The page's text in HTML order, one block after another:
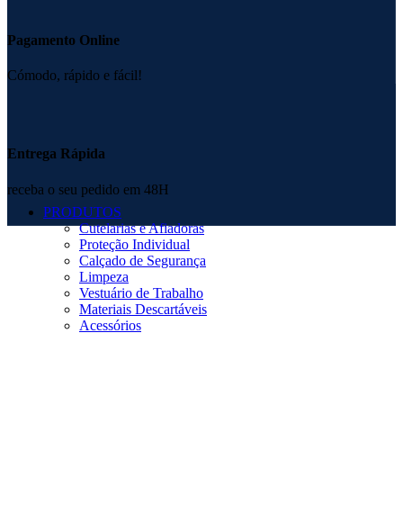
Pagamento Online
Cómodo, rápido e fácil!
Entrega Rápida
receba o seu pedido em 48H
PRODUTOS
Cutelarias e Afiadoras
Proteção Individual
Calçado de Segurança
Limpeza
Vestuário de Trabalho
Materiais Descartáveis
Acessórios